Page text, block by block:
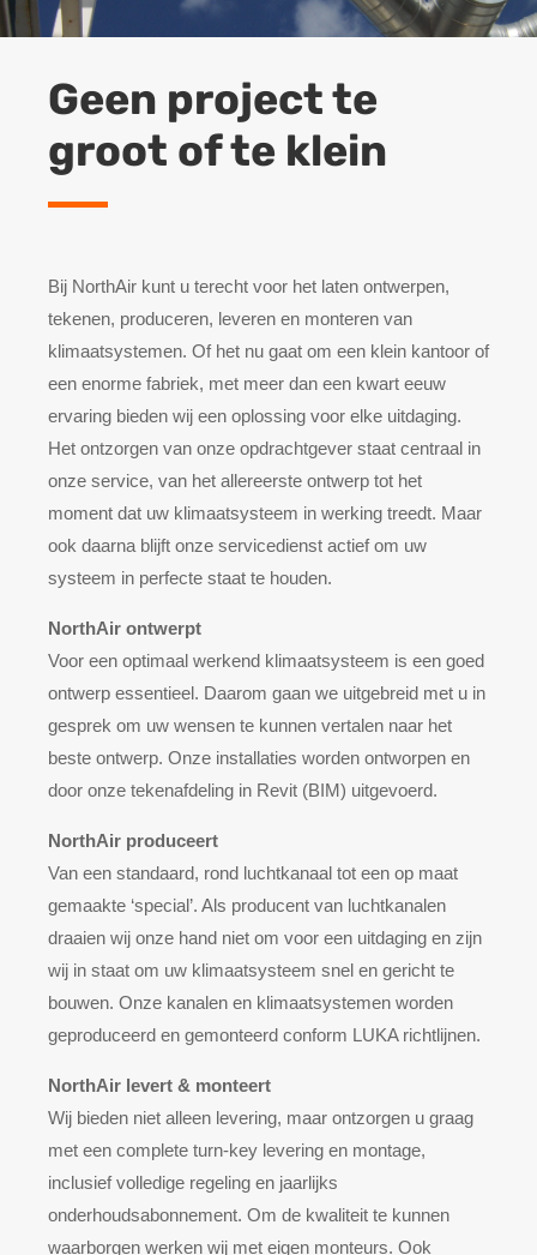
Geen project te
groot of te klein
Bij NorthAir kunt u terecht voor het laten ontwerpen,
tekenen, produceren, leveren en monteren van
klimaatsystemen. Of het nu gaat om een klein kantoor of
een enorme fabriek, met meer dan een kwart eeuw
ervaring bieden wij een oplossing voor elke uitdaging.
Het ontzorgen van onze opdrachtgever staat centraal in
onze service, van het allereerste ontwerp tot het
moment dat uw klimaatsysteem in werking treedt. Maar
ook daarna blijft onze servicedienst actief om uw
systeem in perfecte staat te houden.
NorthAir ontwerpt
Voor een optimaal werkend klimaatsysteem is een goed
ontwerp essentieel. Daarom gaan we uitgebreid met u in
gesprek om uw wensen te kunnen vertalen naar het
beste ontwerp. Onze installaties worden ontworpen en
door onze tekenafdeling in Revit (BIM) uitgevoerd.
NorthAir produceert
Van een standaard, rond luchtkanaal tot een op maat
gemaakte ‘special’. Als producent van luchtkanalen
draaien wij onze hand niet om voor een uitdaging en zijn
wij in staat om uw klimaatsysteem snel en gericht te
bouwen. Onze kanalen en klimaatsystemen worden
geproduceerd en gemonteerd conform LUKA richtlijnen.
NorthAir levert & monteert
Wij bieden niet alleen levering, maar ontzorgen u graag
met een complete turn-key levering en montage,
inclusief volledige regeling en jaarlijks
onderhoudsabonnement. Om de kwaliteit te kunnen
waarborgen werken wij met eigen monteurs. Ook